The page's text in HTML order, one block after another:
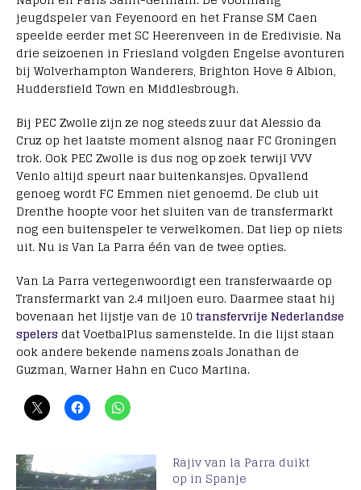
jeugdspeler van Feyenoord en het Franse SM Caen
speelde eerder met SC Heerenveen in de Eredivisie. Na
drie seizoenen in Friesland volgden Engelse avonturen
bij Wolverhampton Wanderers, Brighton Hove & Albion,
Huddersfield Town en Middlesbrough.
Bij PEC Zwolle zijn ze nog steeds zuur dat Alessio da
Cruz op het laatste moment alsnog naar FC Groningen
trok. Ook PEC Zwolle is dus nog op zoek terwijl VVV
Venlo altijd speurt naar buitenkansjes. Opvallend
genoeg wordt FC Emmen niet genoemd. De club uit
Drenthe hoopte voor het sluiten van de transfermarkt
nog een buitenspeler te verwelkomen. Dat liep op niets
uit. Nu is Van La Parra één van de twee opties.
Van La Parra vertegenwoordigt een transferwaarde op
Transfermarkt van 2.4 miljoen euro. Daarmee staat hij
bovenaan het lijstje van de 10 transfervrije Nederlandse
spelers dat VoetbalPlus samenstelde. In die lijst staan
ook andere bekende namens zoals Jonathan de
Guzman, Warner Hahn en Cuco Martina.
Rajiv van la Parra duikt
op in Spanje